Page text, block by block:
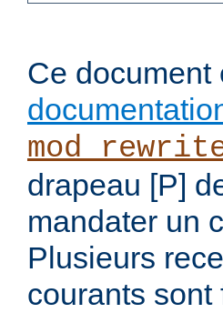
Ce document
drapeau [P]
mandater un
Plusieurs
courants sont